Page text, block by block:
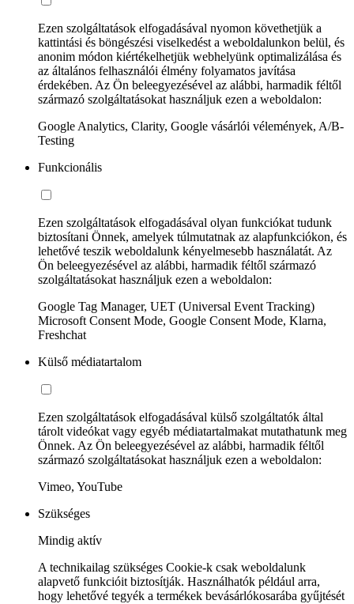
Ezen szolgáltatások elfogadásával nyomon követhetjük a
kattintási és böngészési viselkedést a weboldalunkon belül, és
anonim módon kiértékelhetjük webhelyünk optimalizálása és
az általános felhasználói élmény folyamatos javítása
érdekében. Az Ön beleegyezésével az alábbi, harmadik féltől
származó szolgáltatásokat használjuk ezen a weboldalon:
Google Analytics, Clarity, Google vásárlói vélemények, A/B-
Testing
Funkcionális
Ezen szolgáltatások elfogadásával olyan funkciókat tudunk
biztosítani Önnek, amelyek túlmutatnak az alapfunkciókon, és
lehetővé teszik weboldalunk kényelmesebb használatát. Az
Ön beleegyezésével az alábbi, harmadik féltől származó
szolgáltatásokat használjuk ezen a weboldalon:
Google Tag Manager, UET (Universal Event Tracking)
Microsoft Consent Mode, Google Consent Mode, Klarna,
Freshchat
Külső médiatartalom
Ezen szolgáltatások elfogadásával külső szolgáltatók által
tárolt videókat vagy egyéb médiatartalmakat mutathatunk meg
Önnek. Az Ön beleegyezésével az alábbi, harmadik féltől
származó szolgáltatásokat használjuk ezen a weboldalon:
Vimeo, YouTube
Szükséges
Mindig aktív
A technikailag szükséges Cookie-k csak weboldalunk
alapvető funkcióit biztosítják. Használhatók például arra,
hogy lehetővé tegyék a termékek bevásárlókosarába gyűjtését